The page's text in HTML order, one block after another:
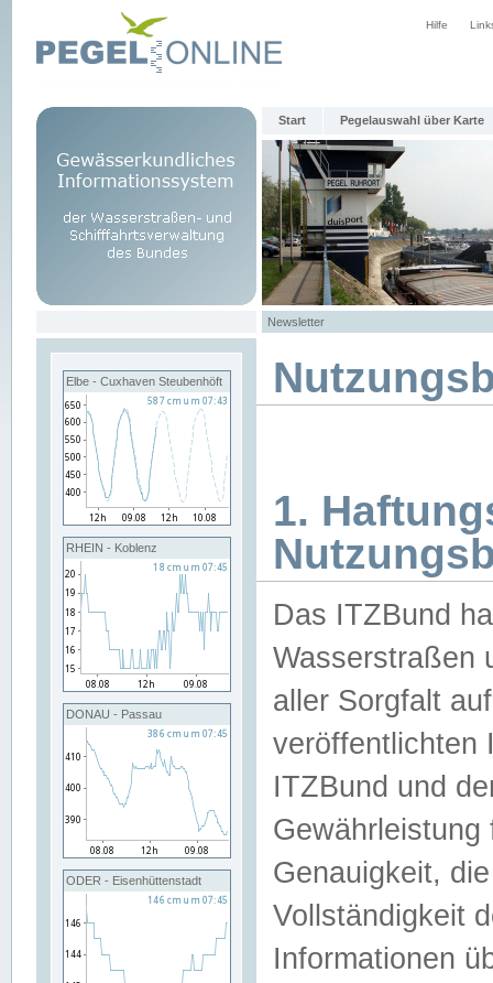
Hilfe
Start Pegelauswahl über Karte
Newsletter
Elbe - Cuxhaven Steubenhöft
RHEIN - Koblenz
DONAU - Passau
ODER - Eisenhüttenstadt
1.
Das ITZBund
Wasserstraßen
aller Sorgfalt
veröffentlichten
ITZBund und
Genauigkeit,
Vollständigkeit
Informationen